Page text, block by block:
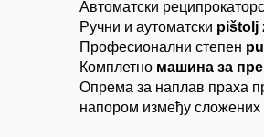
Автоматски
Ручни и аутоматски pištolj
Професионални степен
Комплетно машина за
Опрема за наплав праха
напором између сложених